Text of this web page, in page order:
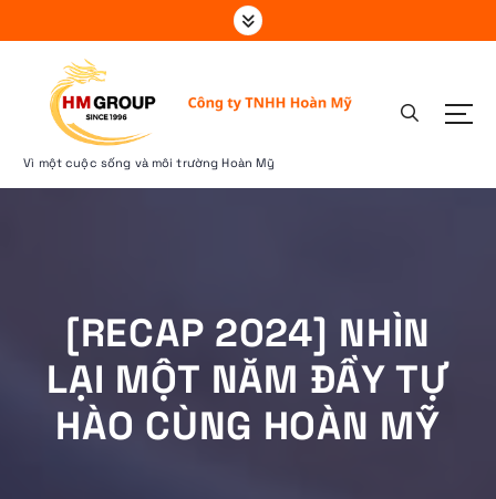
k
o
Vì một cuộc sống và môi trường Hoàn Mỹ
[RECAP 2024] NHÌN
LẠI MỘT NĂM ĐẦY TỰ
HÀO CÙNG HOÀN MỸ